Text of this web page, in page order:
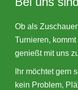
Ob als
Turnieren,
genießt mit uns
Ihr möchtet gern
kein Problem,